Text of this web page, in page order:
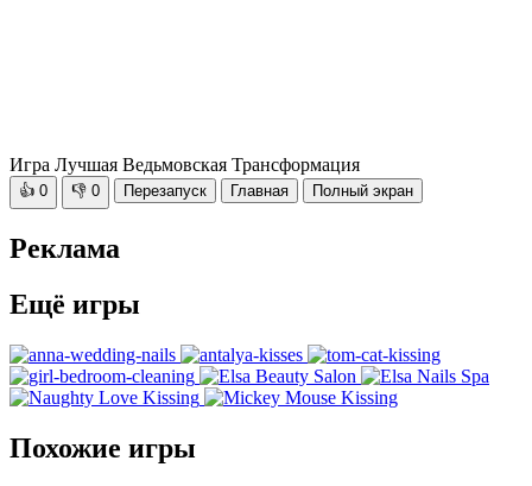
Игра Лучшая Ведьмовская Трансформация
👍 0 👎 0 Перезапуск Главная Полный экран
Реклама
Ещё игры
Похожие игры